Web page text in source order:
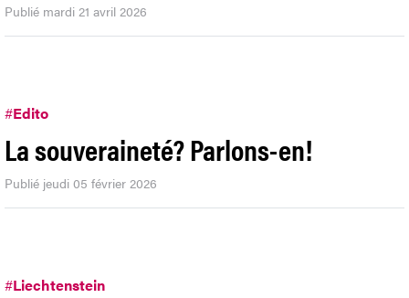
Publié mardi 21 avril 2026
#Edito
La souveraineté? Parlons-en!
Publié jeudi 05 février 2026
#Liechtenstein